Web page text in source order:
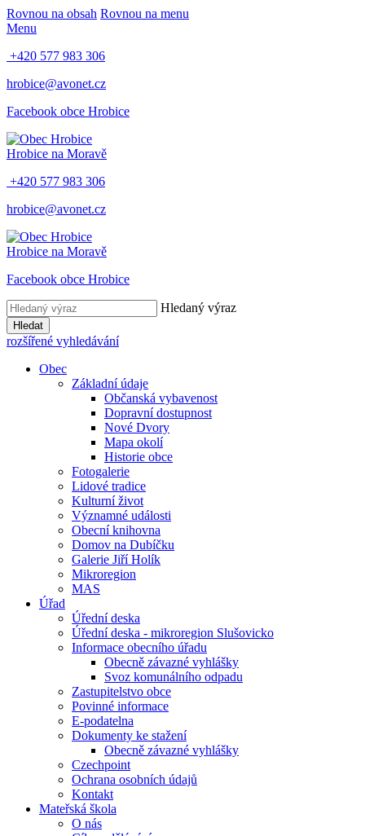
Rovnou na obsah Rovnou na menu
Menu
+420 577 983 306
hrobice@avonet.cz
Facebook obce Hrobice
Hrobice na Moravě
+420 577 983 306
hrobice@avonet.cz
Hrobice na Moravě
Facebook obce Hrobice
Hledaný výraz
Hledat
rozšířené vyhledávání
Obec
Základní údaje
Občanská vybavenost
Dopravní dostupnost
Nové Dvory
Mapa okolí
Historie obce
Fotogalerie
Lidové tradice
Kulturní život
Významné události
Obecní knihovna
Domov na Dubíčku
Galerie Jiří Holík
Mikroregion
MAS
Úřad
Úřední deska
Úřední deska - mikroregion Slušovicko
Informace obecního úřadu
Obecně závazné vyhlášky
Svoz komunálního odpadu
Zastupitelstvo obce
Povinné informace
E-podatelna
Dokumenty ke stažení
Obecně závazné vyhlášky
Czechpoint
Ochrana osobních údajů
Kontakt
Mateřská škola
O nás